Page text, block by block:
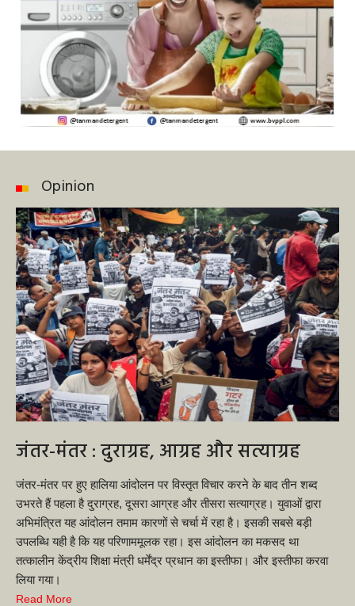
Opinion
जंतर-मंतर : दुराग्रह, आग्रह और सत्याग्रह
जंतर-मंतर पर हुए हालिया आंदोलन पर विस्तृत विचार करने के बाद तीन शब्द
उभरते हैं पहला है दुराग्रह, दूसरा आग्रह और तीसरा सत्याग्रह। युवाओं द्वारा
अभिमंत्रित यह आंदोलन तमाम कारणों से चर्चा में रहा है। इसकी सबसे बड़ी
उपलब्धि यही है कि यह परिणाममूलक रहा। इस आंदोलन का मकसद था
तत्कालीन केंद्रीय शिक्षा मंत्री धर्मेंद्र प्रधान का इस्तीफा। और इस्तीफा करवा
लिया गया।
Read More